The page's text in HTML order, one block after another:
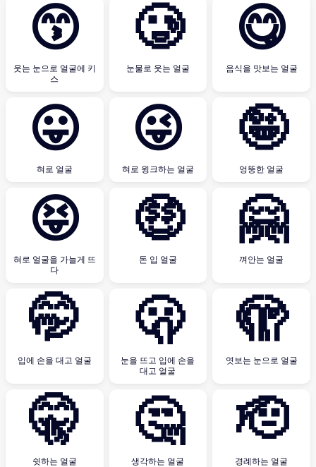
😙
웃는 눈으로 얼굴에 키
스
🥲
눈물로 웃는 얼굴
😋
음식을 맛보는 얼굴
😛
혀로 얼굴
😜
혀로 윙크하는 얼굴
🤪
엉뚱한 얼굴
😝
혀로 얼굴을 가늘게 뜨
다
🤑
돈 입 얼굴
🤗
껴안는 얼굴
🤭
입에 손을 대고 얼굴
🫢
눈을 뜨고 입에 손을
대고 얼굴
🫣
엿보는 눈으로 얼굴
🤫
쉿하는 얼굴
🤔
생각하는 얼굴
🫡
경례하는 얼굴